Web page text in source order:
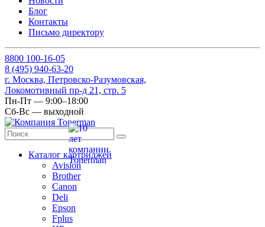
Блог
Контакты
Письмо директору
8800 100-16-05
8 (495) 940-63-20
г. Москва, Петровско-Разумовская,
Локомотивный пр-д 21, стр. 5
Пн-Пт — 9:00–18:00
Сб-Вс — выходной
Каталог картриджей
Avision
Brother
Canon
Deli
Epson
Fplus